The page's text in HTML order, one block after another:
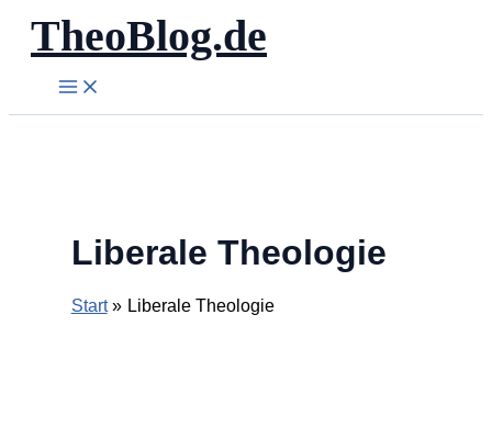
Zum
Inhalt
springen
TheoBlog.de
Liberale Theologie
Start Liberale Theologie